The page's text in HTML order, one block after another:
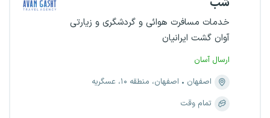
خدمات مسافرت هوائی و گردشگری و زیارتی
آوان گشت ایرانیان
ارسال آسان
اصفهان
اصفهان، منطقه ۱۰، عسگریه
تمام وقت